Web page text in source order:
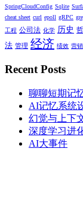
SpringCloudConfig Sqlite
cheat sheet curl epoll gRPC
工程 公司法 化学 历史
法 管理 经济 绩效 营销
Recent Posts
聊聊短期记
AI记忆系统
幻觉与上下
深度学习进
AI大事件